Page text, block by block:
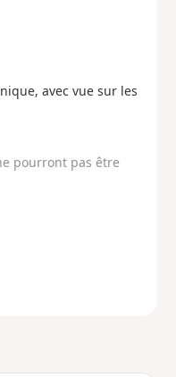
avec vue sur les
pourront pas être